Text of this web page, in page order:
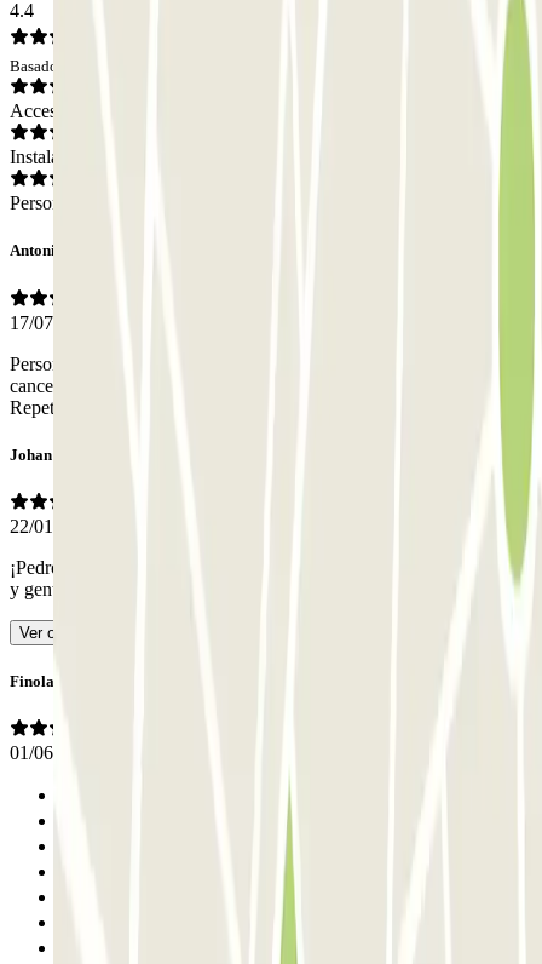
4.4
Basado en 16 opiniones
Acceso
Instalaciones
Personal
Antonio
17/07/2024
Personal muy atento y servicial. Nuestro vuelo de vuelta fue
cancelado y fueron comprensivos y empáticos con la situación.
Repetiremos si es necesario.
Johan
22/01/2024
¡Pedrocars es una excelente empresa con un servicio de PRIMERA
y gente muy amable!
Ver original
Finola
01/06/2023